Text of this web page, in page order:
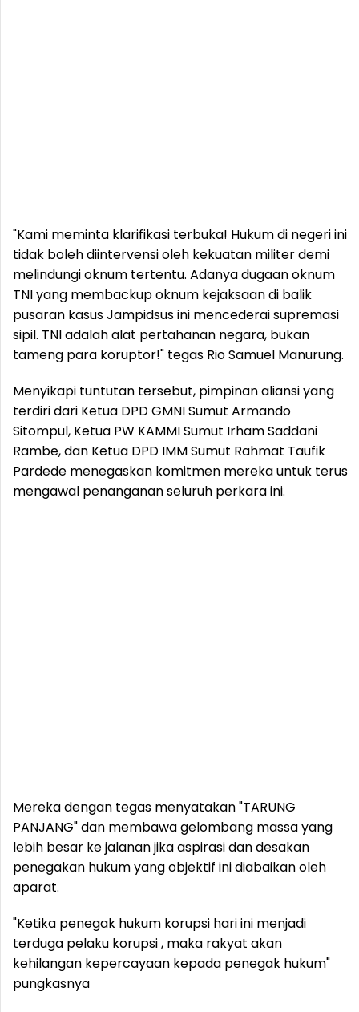
"Kami meminta klarifikasi terbuka! Hukum di negeri ini
tidak boleh diintervensi oleh kekuatan militer demi
melindungi oknum tertentu. Adanya dugaan oknum
TNI yang membackup oknum kejaksaan di balik
pusaran kasus Jampidsus ini mencederai supremasi
sipil. TNI adalah alat pertahanan negara, bukan
tameng para koruptor!" tegas Rio Samuel Manurung.
Menyikapi tuntutan tersebut, pimpinan aliansi yang
terdiri dari Ketua DPD GMNI Sumut Armando
Sitompul, Ketua PW KAMMI Sumut Irham Saddani
Rambe, dan Ketua DPD IMM Sumut Rahmat Taufik
Pardede menegaskan komitmen mereka untuk terus
mengawal penanganan seluruh perkara ini.
Mereka dengan tegas menyatakan "TARUNG
PANJANG" dan membawa gelombang massa yang
lebih besar ke jalanan jika aspirasi dan desakan
penegakan hukum yang objektif ini diabaikan oleh
aparat.
"Ketika penegak hukum korupsi hari ini menjadi
terduga pelaku korupsi , maka rakyat akan
kehilangan kepercayaan kepada penegak hukum"
pungkasnya